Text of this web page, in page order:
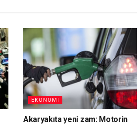
EKONOMI
Akaryakıta yeni zam: Motorin